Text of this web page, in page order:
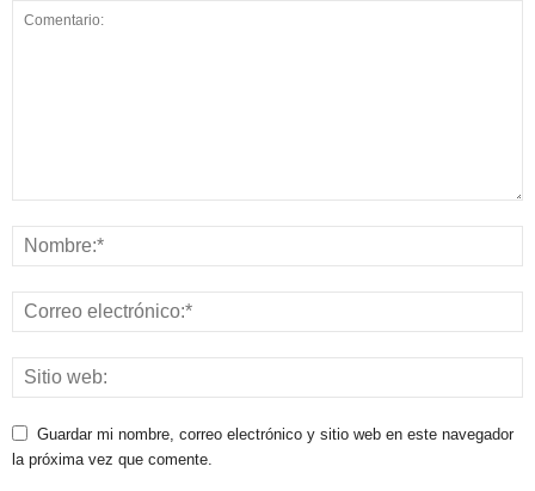
Guardar mi nombre, correo electrónico y sitio web en este navegador
la próxima vez que comente.